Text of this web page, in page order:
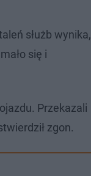
służb wynika,
się i
Przekazali
zgon.